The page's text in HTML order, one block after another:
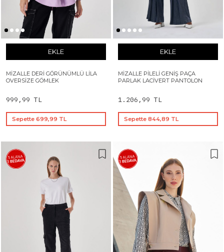
EKLE
MIZALLE DERI GÖRÜNÜMLÜ LILA
OVERSIZE GÖMLEK
999,99 TL
Sepette 699,99 TL
EKLE
MIZALLE PILELI GENIŞ PAÇA
PARLAK LACIVERT PANTOLON
1.206,99 TL
Sepette 844,89 TL